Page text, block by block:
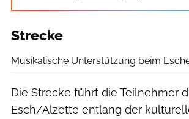
Strecke
Musikalische Unterstützung beim
Die Strecke führt die Teilnehmer
Esch/Alzette entlang der